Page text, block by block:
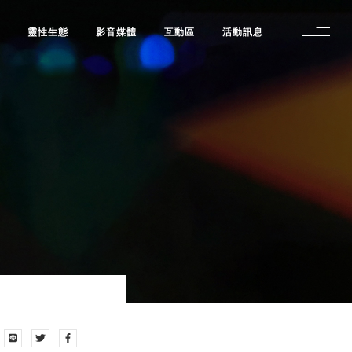
靈性生態 影音媒體 互動區 活動訊息